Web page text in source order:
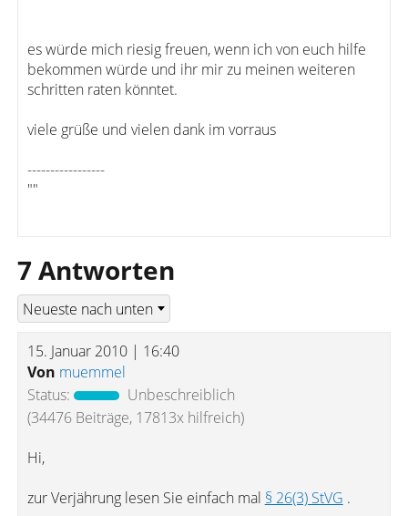
es würde mich riesig freuen, wenn ich von euch hilfe
bekommen würde und ihr mir zu meinen weiteren
schritten raten könntet.
viele grüße und vielen dank im vorraus
-----------------
""
7 Antworten
15. Januar 2010 | 16:40
Von muemmel
Status:
Unbeschreiblich
(34476 Beiträge, 17813x hilfreich)
Hi,
zur Verjährung lesen Sie einfach mal § 26(3) StVG .